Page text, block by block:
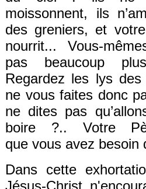
moissonnent, ils n’
des greniers, et
nourrit... Vous-
pas beaucoup
Regardez les lys des
ne vous faites donc
ne dites pas qu’
boire ?.. Votre
que vous avez besoin
Dans cette
Jésus-Christ